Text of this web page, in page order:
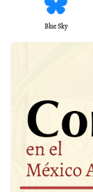
Blue Sky